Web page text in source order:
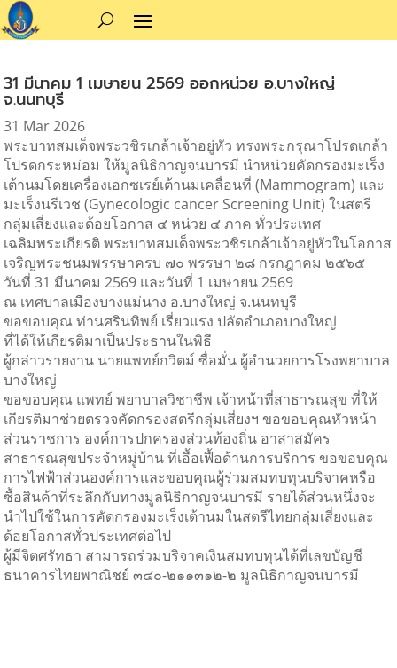
31 มีนาคม 1 เมษายน 2569 ออกหน่วย อ.บางใหญ่
จ.นนทบุรี
31 Mar 2026
พระบาทสมเด็จพระวชิรเกล้าเจ้าอยู่หัว ทรงพระกรุณาโปรดเกล้า
โปรดกระหม่อม ให้มูลนิธิกาญจนบารมี นำหน่วยคัดกรองมะเร็ง
เต้านมโดยเครื่องเอกซเรย์เต้านมเคลื่อนที่ (Mammogram) และ
มะเร็งนรีเวช (Gynecologic cancer Screening Unit) ในสตรี
กลุ่มเสี่ยงและด้อยโอกาส ๔ หน่วย ๔ ภาค ทั่วประเทศ
เฉลิมพระเกียรติ พระบาทสมเด็จพระวชิรเกล้าเจ้าอยู่หัวในโอกาส
เจริญพระชนมพรรษาครบ ๗๐ พรรษา ๒๘ กรกฎาคม ๒๕๖๕
วันที่ 31 มีนาคม 2569 และวันที่ 1 เมษายน 2569
ณ เทศบาลเมืองบางแม่นาง อ.บางใหญ่ จ.นนทบุรี
ขอขอบคุณ ท่านศรินทิพย์ เรี่ยวแรง ปลัดอำเภอบางใหญ่
ที่ได้ให้เกียรติมาเป็นประธานในพิธี
ผู้กล่าวรายงาน นายแพทย์กวิตม์ ซื่อมั่น ผู้อำนวยการโรงพยาบาล
บางใหญ่
ขอขอบคุณ แพทย์ พยาบาลวิชาชีพ เจ้าหน้าที่สาธารณสุข ที่ให้
เกียรติมาช่วยตรวจคัดกรองสตรีกลุ่มเสี่ยงฯ ขอขอบคุณหัวหน้า
ส่วนราชการ องค์การปกครองส่วนท้องถิ่น อาสาสมัคร
สาธารณสุขประจำหมู่บ้าน ที่เอื้อเฟื้อด้านการบริการ ขอขอบคุณ
การไฟฟ้าส่วนองค์การและขอบคุณผู้ร่วมสมทบทุนบริจาคหรือ
ซื้อสินค้าที่ระลึกกับทางมูลนิธิกาญจนบารมี รายได้ส่วนหนึ่งจะ
นำไปใช้ในการคัดกรองมะเร็งเต้านมในสตรีไทยกลุ่มเสี่ยงและ
ด้อยโอกาสทั่วประเทศต่อไป
ผู้มีจิตศรัทธา สามารถร่วมบริจาคเงินสมทบทุนได้ที่เลขบัญชี
ธนาคารไทยพาณิชย์ ๓๔๐-๒๑๑๓๑๒-๒ มูลนิธิกาญจนบารมี